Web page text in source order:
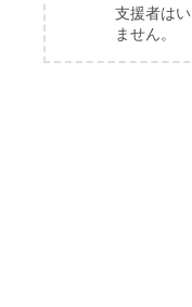
支援者はい
ません。